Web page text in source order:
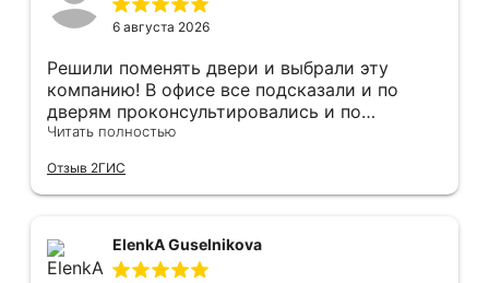
6 августа 2026
Решили поменять двери и выбрали эту
компанию! В офисе все подсказали и по
дверям проконсультировались и по
фурнитуре. Анастасия ответила на все
Монтаж быстро, качественно и аккуратно,
Сергея прямо рекомендую! С утра до
мусор убирает после монтажа. Рекомендую!
Читать полностью
Отзыв 2ГИС
ElenkA Guselnikova